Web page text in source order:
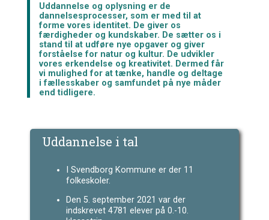
Uddannelse og oplysning er de
dannelsesprocesser, som er med til at
forme vores identitet. De giver os
færdigheder og kundskaber. De sætter os i
stand til at udføre nye opgaver og giver
forståelse for natur og kultur. De udvikler
vores erkendelse og kreativitet. Dermed får
vi mulighed for at tænke, handle og deltage
i fællesskaber og samfundet på nye måder
end tidligere.
Uddannelse i tal
I Svendborg Kommune er der 11
folkeskoler.
Den 5. september 2021 var der
indskrevet 4781 elever på 0.-10.